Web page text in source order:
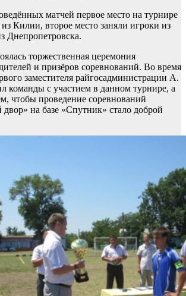
матчей первое место на турнире
из Килии, второе место заняли игроки из
Днепропетровска.
торжественная церемония
и призёров соревнований. Во время
заместителя райгосадминистрации А.
команды с участием в данном турнире, а
чтобы проведение соревнований
на базе «Спутник» стало доброй